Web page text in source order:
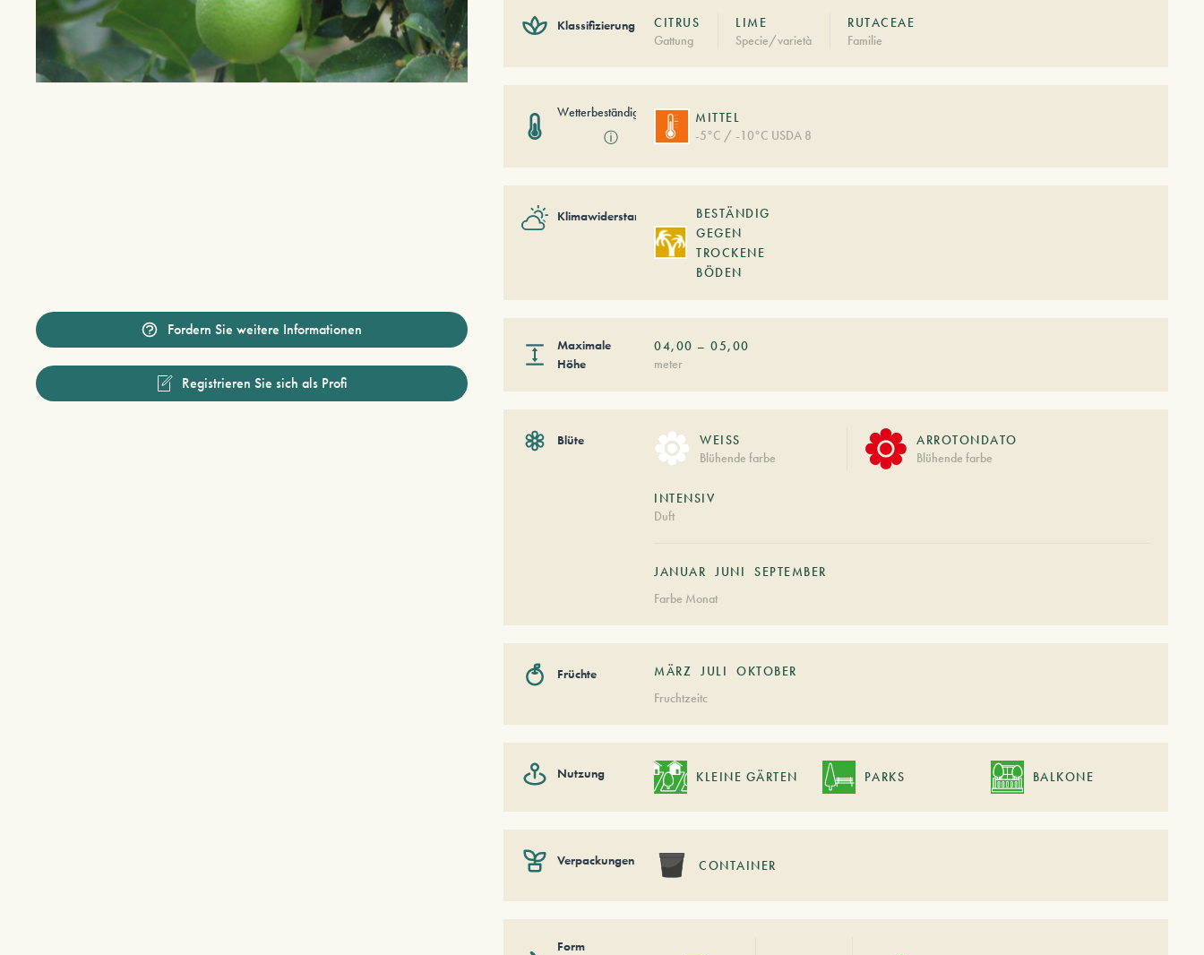
Fordern Sie weitere Informationen
Registrieren Sie sich als Profi
Klassifizierung
CITRUS
Gattung
LIME
Specie/varietà
RUTACEAE
Familie
Wetterbeständigkeit
ⓘ
MITTEL
-5°C / -10°C USDA 8
Klimawiderstand
BESTÄNDIG
GEGEN
TROCKENE
BÖDEN
Maximale
Höhe
04,00 –05,00
meter
Blüte
WEISS
Blühende farbe
ARROTONDATO
Blühende farbe
INTENSIV
Duft
JANUAR JUNI
SEPTEMBER
Farbe Monat
Früchte MÄRZ JULI
OKTOBER
Fruchtzeitc
Nutzung KLEINE GÄRTEN PARKS BALKONE
Verpackungen CONTAINER
Form